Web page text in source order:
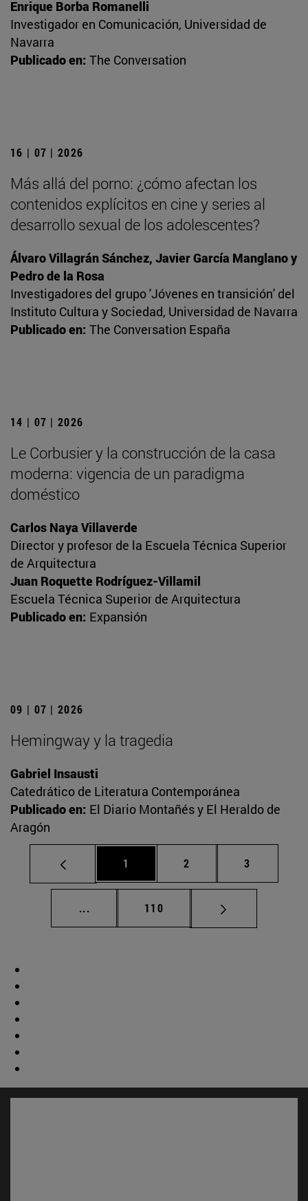
Enrique Borba Romanelli
Investigador en Comunicación, Universidad de
Navarra
Publicado en: The Conversation
16 | 07 | 2026
Más allá del porno: ¿cómo afectan los
contenidos explícitos en cine y series al
desarrollo sexual de los adolescentes?
Álvaro Villagrán Sánchez, Javier García Manglano y
Pedro de la Rosa
Investigadores del grupo 'Jóvenes en transición' del
Instituto Cultura y Sociedad, Universidad de Navarra
Publicado en: The Conversation España
14 | 07 | 2026
Le Corbusier y la construcción de la casa
moderna: vigencia de un paradigma
doméstico
Carlos Naya Villaverde
Director y profesor de la Escuela Técnica Superior
de Arquitectura
Juan Roquette Rodríguez-Villamil
Escuela Técnica Superior de Arquitectura
Publicado en: Expansión
09 | 07 | 2026
Hemingway y la tragedia
Gabriel Insausti
Catedrático de Literatura Contemporánea
Publicado en: El Diario Montañés y El Heraldo de
Aragón
Página
1 Página
2 Página
3
... Páginas intermedias Use TAB para
Página
110